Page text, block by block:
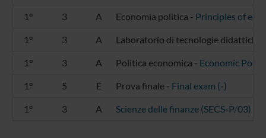
1° 3 A Economia politica - Principles of
1° 3 A Laboratorio di tecnologie didattiche
1° 3 A Politica economica - Economic
1° 5 E Prova finale - Final exam (-)
1° 3 A Scienze delle finanze (SECS-P/03)